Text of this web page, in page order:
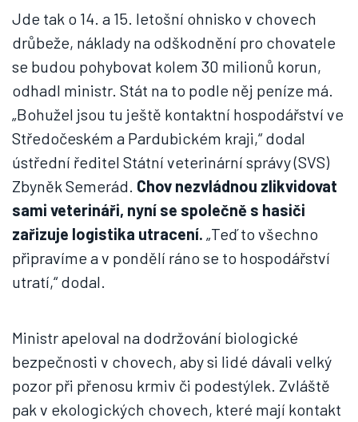
Jde tak o 14. a 15. letošní ohnisko v chovech
drůbeže, náklady na odškodnění pro chovatele
se budou pohybovat kolem 30 milionů korun,
odhadl ministr. Stát na to podle něj peníze má.
„Bohužel jsou tu ještě kontaktní hospodářství ve
Středočeském a Pardubickém kraji,“ dodal
ústřední ředitel Státní veterinární správy (SVS)
Zbyněk Semerád. Chov nezvládnou zlikvidovat
sami veterináři, nyní se společně s hasiči
zařizuje logistika utracení. „Teď to všechno
připravíme a v pondělí ráno se to hospodářství
utratí,“ dodal.
Ministr apeloval na dodržování biologické
bezpečnosti v chovech, aby si lidé dávali velký
pozor při přenosu krmiv či podestýlek. Zvláště
pak v ekologických chovech, které mají kontakt